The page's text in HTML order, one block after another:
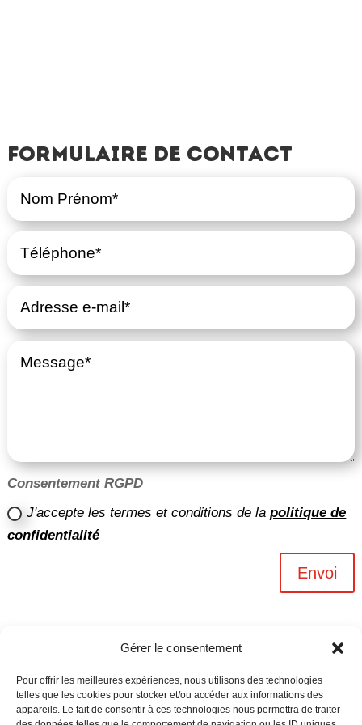
Gérer le consentement
Pour offrir les meilleures expériences, nous utilisons des technologies
telles que les cookies pour stocker et/ou accéder aux informations des
appareils. Le fait de consentir à ces technologies nous permettra de traiter
Formulaire de contact
Consentement RGPD
J'accepte les termes et conditions de lapolitique de
confidentialité
Envoi